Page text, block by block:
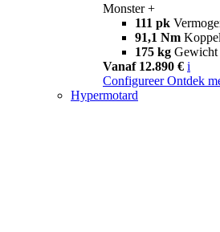
Monster +
111 pk
91,1 Nm Koppel
175 kg Gewicht
Vanaf 12.890 € i
Configureer Ontdek
Hypermotard